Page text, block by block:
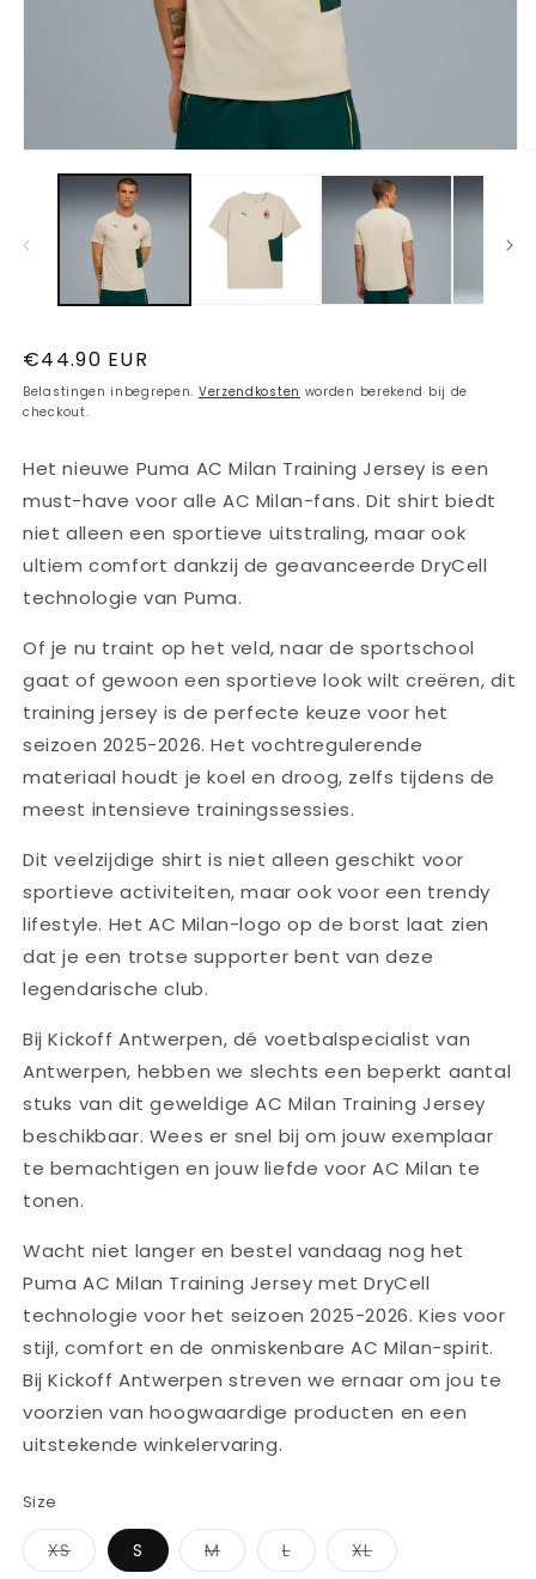
Normale
prijs
€44.90 EUR
Belastingen inbegrepen. Verzendkosten worden berekend bij de
checkout.
Het nieuwe Puma AC Milan Training Jersey is een
must-have voor alle AC Milan-fans. Dit shirt biedt
niet alleen een sportieve uitstraling, maar ook
ultiem comfort dankzij de geavanceerde DryCell
technologie van Puma.
Of je nu traint op het veld, naar de sportschool
gaat of gewoon een sportieve look wilt creëren, dit
training jersey is de perfecte keuze voor het
seizoen 2025-2026. Het vochtregulerende
materiaal houdt je koel en droog, zelfs tijdens de
meest intensieve trainingssessies.
Dit veelzijdige shirt is niet alleen geschikt voor
sportieve activiteiten, maar ook voor een trendy
lifestyle. Het AC Milan-logo op de borst laat zien
dat je een trotse supporter bent van deze
legendarische club.
Bij Kickoff Antwerpen, dé voetbalspecialist van
Antwerpen, hebben we slechts een beperkt aantal
stuks van dit geweldige AC Milan Training Jersey
beschikbaar. Wees er snel bij om jouw exemplaar
te bemachtigen en jouw liefde voor AC Milan te
tonen.
Wacht niet langer en bestel vandaag nog het
Puma AC Milan Training Jersey met DryCell
technologie voor het seizoen 2025-2026. Kies voor
stijl, comfort en de onmiskenbare AC Milan-spirit.
Bij Kickoff Antwerpen streven we ernaar om jou te
voorzien van hoogwaardige producten en een
uitstekende winkelervaring.
Size
XSVariant
uitverkocht
S MVariant
uitverkocht
LVariant
uitverkocht
XLVariant
uitverkocht